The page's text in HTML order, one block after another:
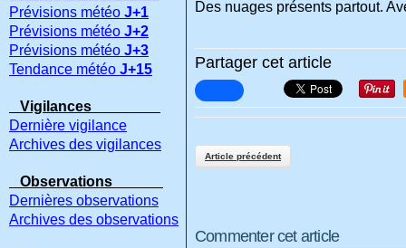
Des nuages présents partout.
Partager cet article
Article précédent
Commenter cet article
Prévisions météo J+1
Prévisions météo J+2
Prévisions météo J+3
Tendance météo J+15
Vigilances
Dernière vigilance
Archives des vigilances
Observations
Dernières observations
Archives des observations